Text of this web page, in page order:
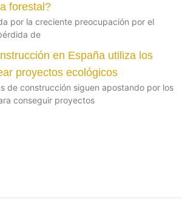
forestal?
por la creciente preocupación por el
de
en España utiliza los
proyectos ecológicos
de construcción siguen apostando por los
conseguir proyectos